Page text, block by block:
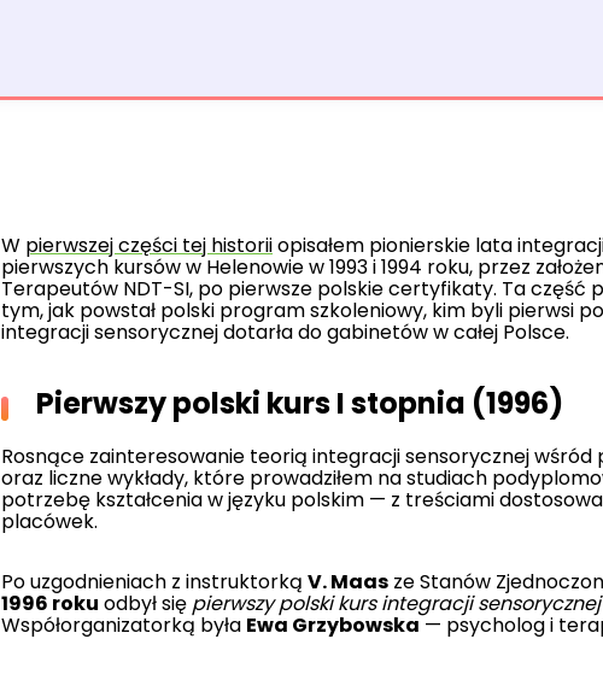
W pierwszej części tej historiiopisałem pionierskie lata
pierwszych kursów w Helenowie w 1993 i 1994 roku, przez
Terapeutów NDT-SI, po pierwsze polskie certyfikaty. Ta część
tym, jak powstał polski program szkoleniowy, kim byli pierwsi
integracji sensorycznej dotarła do gabinetów w całej Polsce.
Pierwszy polski kurs I stopnia (1996)
Rosnące zainteresowanie teorią integracji sensorycznej
oraz liczne wykłady, które prowadziłem na studiach
potrzebę kształcenia w języku polskim — z treściami
placówek.
Po uzgodnieniach z instruktorką V. Maas ze Stanów
1996 roku odbył się pierwszy polski kurs integracji
Współorganizatorką była Ewa Grzybowska— psycholog i